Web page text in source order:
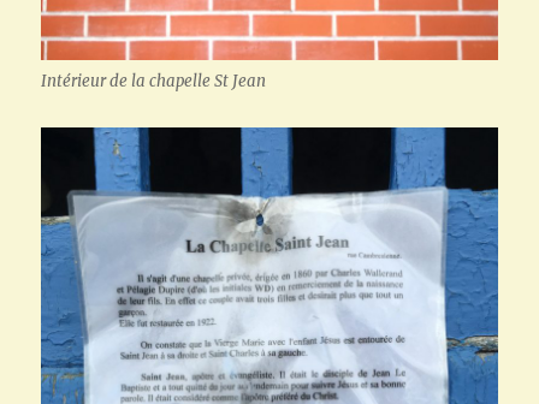
Intérieur de la chapelle St Jean